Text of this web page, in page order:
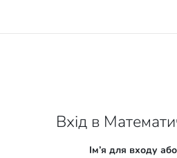
Вхід в
Ім’я для входу